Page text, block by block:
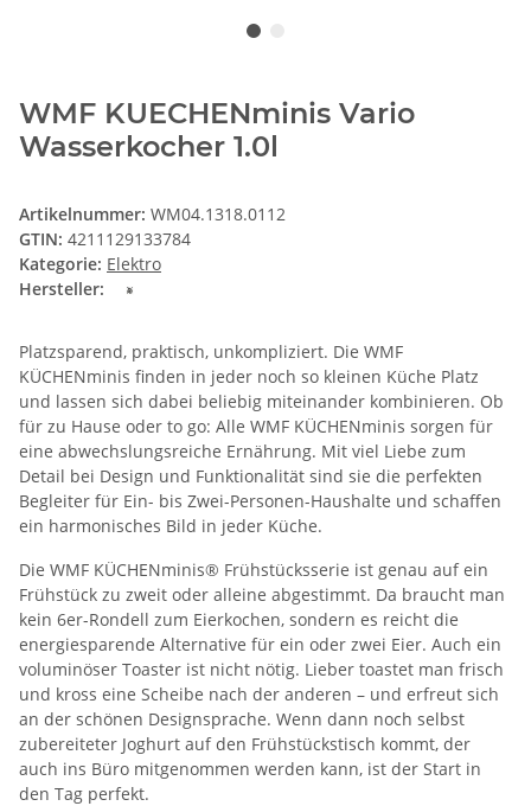
WMF KUECHENminis Vario
Wasserkocher 1.0l
Artikelnummer: WM04.1318.0112
GTIN: 4211129133784
Kategorie: Elektro
Hersteller:
Platzsparend, praktisch, unkompliziert. Die WMF
KÜCHENminis finden in jeder noch so kleinen Küche Platz
und lassen sich dabei beliebig miteinander kombinieren. Ob
für zu Hause oder to go: Alle WMF KÜCHENminis sorgen für
eine abwechslungsreiche Ernährung. Mit viel Liebe zum
Detail bei Design und Funktionalität sind sie die perfekten
Begleiter für Ein- bis Zwei-Personen-Haushalte und schaffen
ein harmonisches Bild in jeder Küche.
Die WMF KÜCHENminis® Frühstücksserie ist genau auf ein
Frühstück zu zweit oder alleine abgestimmt. Da braucht man
kein 6er-Rondell zum Eierkochen, sondern es reicht die
energiesparende Alternative für ein oder zwei Eier. Auch ein
voluminöser Toaster ist nicht nötig. Lieber toastet man frisch
und kross eine Scheibe nach der anderen – und erfreut sich
an der schönen Designsprache. Wenn dann noch selbst
zubereiteter Joghurt auf den Frühstückstisch kommt, der
auch ins Büro mitgenommen werden kann, ist der Start in
den Tag perfekt.